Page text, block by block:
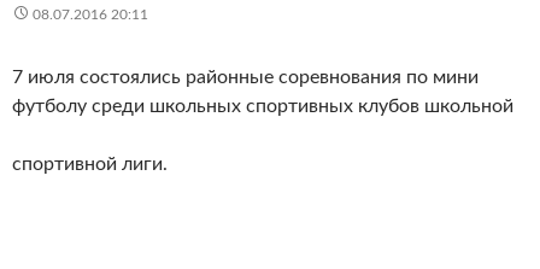
08.07.2016 20:11
7 июля состоялись районные соревнования по мини
футболу среди школьных спортивных клубов школьной
спортивной лиги.